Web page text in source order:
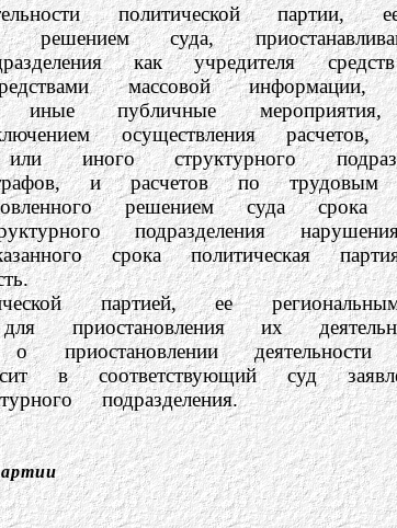
партии, ее
решением суда,
как учредителя
массовой
и иные публичные
осуществления расчетов,
иного структурного
и расчетов по трудовым
суда срока
подразделения
срока политическая
ее региональным
приостановления их
деятельности
в соответствующий суд
подразделения.